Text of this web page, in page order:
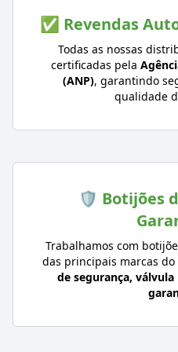
✅ Revendas
Todas as nossas
certificadas pela
(ANP), garantindo
qualidade
🛡️ Botijões
Trabalhamos com
das principais marcas
de segurança,